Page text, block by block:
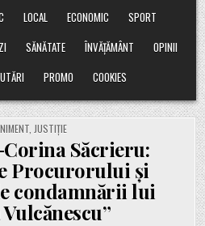
LOCAL ECONOMIC
SPORT
SĂNĂTATE ÎNVĂȚĂMÂNT
OPINII
PROMO COOKIES
JUSTIȚIE
Săcrieru:
Procurorului și
condamnării lui